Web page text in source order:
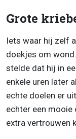
Grote
Iets waar hij zelf
doekjes om
stelde dat hij in
enkele uren later
echte doelen er
echter een mooie
extra vertrouwen